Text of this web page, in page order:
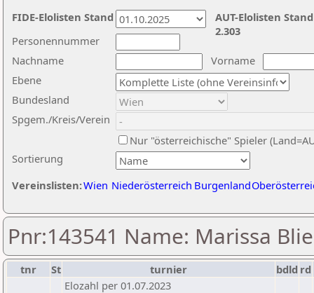
Nachname
Vorname
Ebene
Sortierung
Personennummer
Bundesland
Spgem./Kreis/Verein
Nur "österreichische" Spieler
Vereinslisten:Wien Niederösterreich Burgenland
AUT-Elolisten
2.303
FIDE-Elolisten Stand
Pnr:143541 Name: Marissa
tnr St turnier bdld rd
Elozahl per 01.07.2023